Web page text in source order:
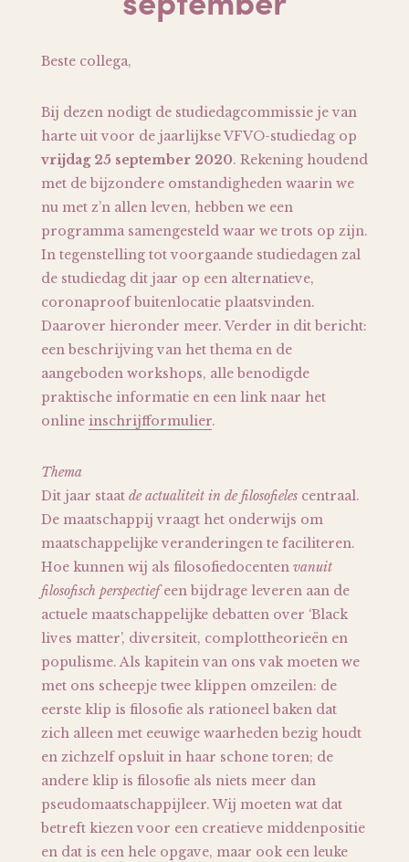
Beste collega,
Bij dezen nodigt de studiedagcommissie je van
harte uit voor de jaarlijkse VFVO-studiedag op
vrijdag 25 september 2020. Rekening houdend
met de bijzondere omstandigheden waarin we
nu met z’n allen leven, hebben we een
programma samengesteld waar we trots op zijn.
In tegenstelling tot voorgaande studiedagen zal
de studiedag dit jaar op een alternatieve,
coronaproof buitenlocatie plaatsvinden.
Daarover hieronder meer. Verder in dit bericht:
een beschrijving van het thema en de
aangeboden workshops, alle benodigde
praktische informatie en een link naar het
online inschrijfformulier.
Thema
Dit jaar staat de actualiteit in de filosofielescentraal.
De maatschappij vraagt het onderwijs om
maatschappelijke veranderingen te faciliteren.
Hoe kunnen wij als filosofiedocenten vanuit
filosofisch perspectiefeen bijdrage leveren aan de
actuele maatschappelijke debatten over ‘Black
lives matter’, diversiteit, complottheorieën en
populisme. Als kapitein van ons vak moeten we
met ons scheepje twee klippen omzeilen: de
eerste klip is filosofie als rationeel baken dat
zich alleen met eeuwige waarheden bezig houdt
en zichzelf opsluit in haar schone toren; de
andere klip is filosofie als niets meer dan
pseudomaatschappijleer. Wij moeten wat dat
betreft kiezen voor een creatieve middenpositie
en dat is een hele opgave, maar ook een leuke